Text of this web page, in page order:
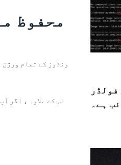
محفوظ
اس کے علاوہ ، اگر
ہے۔